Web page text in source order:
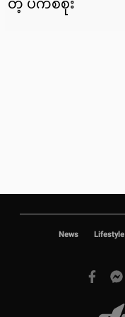
News Lifestyle